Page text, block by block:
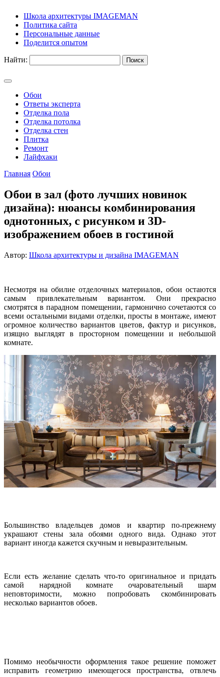
Школа архитектуры IMAGEMAN
Политика сайта
Персональные данные
Поделится опытом
Найти:
Обои
Ответы эксперта
Отделка пола
Отделка потолка
Отделка стен
Плитка
Ремонт
Лайфхаки
Главная Обои
Обои в зал (фото лучших новинок
дизайна): нюансы комбинирования
однотонных, с рисунком и 3D-
изображением обоев в гостиной
Автор: Школа архитектуры и дизайна IMAGEMAN
Несмотря на обилие отделочных материалов, обои остаются
самым привлекательным вариантом. Они прекрасно
смотрятся в парадном помещении, гармонично сочетаются со
всеми остальными видами отделки, просты в монтаже, имеют
огромное количество вариантов цветов, фактур и рисунков,
изящно выглядят в просторном помещении и небольшой
комнате.
Большинство владельцев домов и квартир по-прежнему
украшают стены зала обоями одного вида. Однако этот
вариант иногда кажется скучным и невыразительным.
Если есть желание сделать что-то оригинальное и придать
самой нарядной комнате очаровательный шарм
неповторимости, можно попробовать скомбинировать
несколько вариантов обоев.
Помимо необычности оформления такое решение поможет
исправить геометрию имеющегося пространства, отвлечь